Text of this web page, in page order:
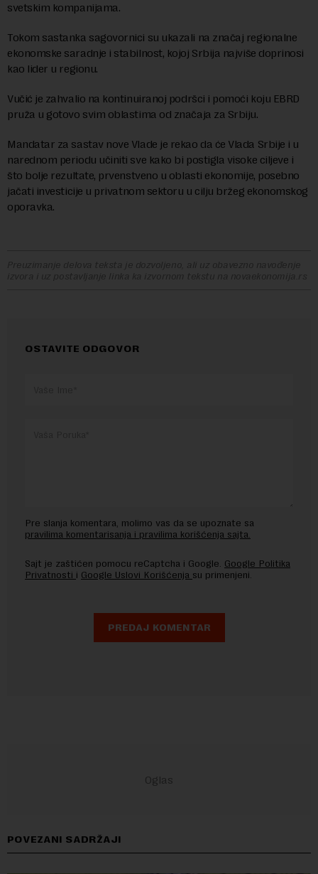
svetskim kompanijama.
Tokom sastanka sagovornici su ukazali na značaj regionalne
ekonomske saradnje i stabilnost, kojoj Srbija najviše doprinosi
kao lider u regionu.
Vučić je zahvalio na kontinuiranoj podršci i pomoći koju EBRD
pruža u gotovo svim oblastima od značaja za Srbiju.
Mandatar za sastav nove Vlade je rekao da će Vlada Srbije i u
narednom periodu učiniti sve kako bi postigla visoke ciljeve i
što bolje rezultate, prvenstveno u oblasti ekonomije, posebno
jačati investicije u privatnom sektoru u cilju bržeg ekonomskog
oporavka.
Preuzimanje delova teksta je dozvoljeno, ali uz obavezno navođenje
izvora i uz postavljanje linka ka izvornom tekstu na novaekonomija.rs
OSTAVITE ODGOVOR
Pre slanja komentara, molimo vas da se upoznate sa
pravilima komentarisanja i pravilima korišćenja sajta.
Sajt je zaštićen pomocu reCaptcha i Google. Google Politika
Privatnosti i Google Uslovi Korišćenja su primenjeni.
POVEZANI SADRŽAJI